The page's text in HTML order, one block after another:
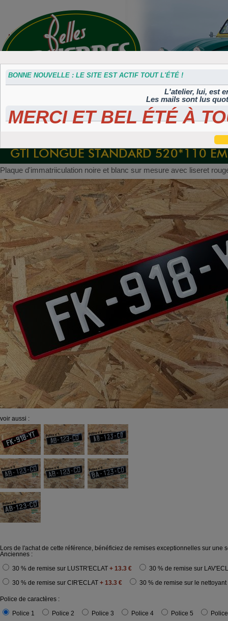
Accessoires
divers
Plaques 3D
Maillefaud et
Plaques
immatriculation
Plaques
autocollantes et
Plaques
peintes
BONNE NOUVELLE : LE SITE EST ACTIF TOUT L'ÉTÉ !
L'atelier, lui, est
Les mails sont lus
MERCI ET BEL ÉTÉ À
GTI LONGUE STANDARD 520*110
Plaque d'immatriiculation noire et blanc sur mesure avec liseret
voir aussi :
Lors de l'achat de cette référence, bénéficiez de remises exceptionnelles sur une
Anciennes :
30 % de remise sur LUSTR'ECLAT + 13.3 €
30 % de remise sur
30 % de remise sur CIR'ECLAT + 13.3 € 30 % de remise sur le
Police de caractères :
Police 1
Police 2 Police 3 Police 4 Police 5